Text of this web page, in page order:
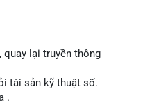
quay lại truyền thông
tài sản kỹ thuật số.
.